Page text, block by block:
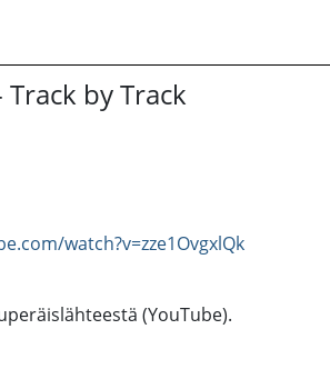
Track by Track
watch?v=zze1OvgxlQk
(YouTube).